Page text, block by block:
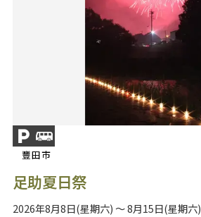
豐田市
足助夏日祭
2026年8月8日(星期六) ～ 8月15日(星期六)